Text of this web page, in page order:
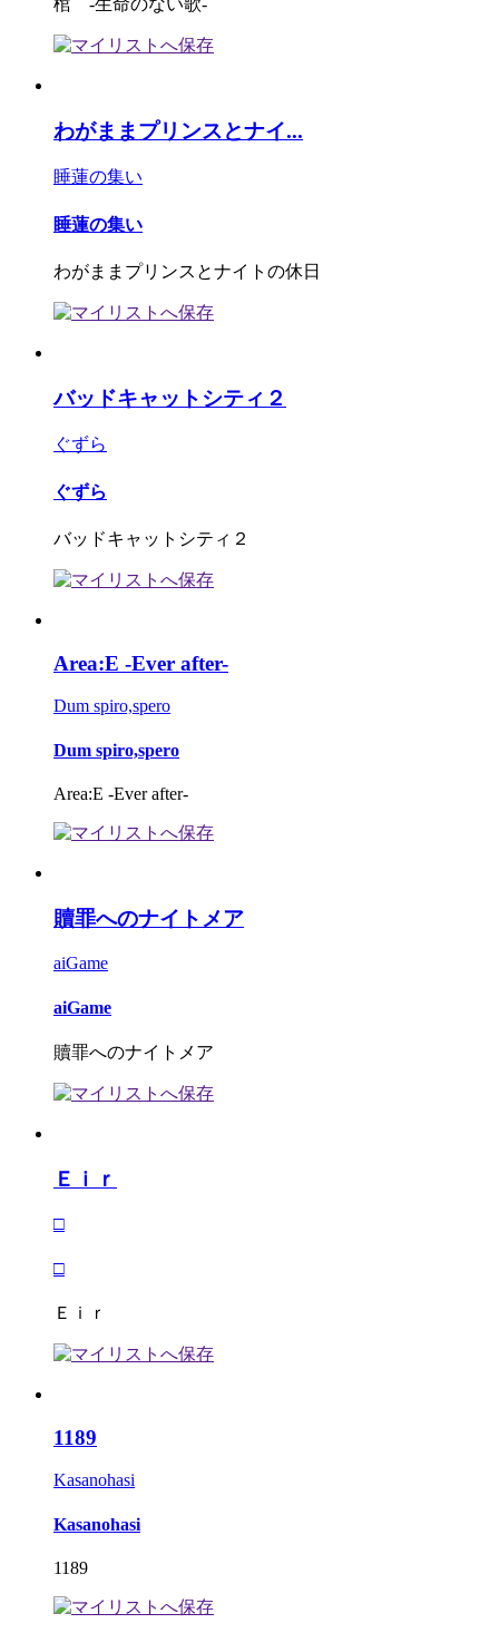
棺 -生命のない歌-
わがままプリンスとナイ...
睡蓮の集い
睡蓮の集い
わがままプリンスとナイトの休日
バッドキャットシティ２
ぐずら
ぐずら
バッドキャットシティ２
Area:E -Ever after-
Dum spiro,spero
Dum spiro,spero
Area:E -Ever after-
贖罪へのナイトメア
aiGame
aiGame
贖罪へのナイトメア
Ｅｉｒ
□
□
Ｅｉｒ
1189
Kasanohasi
Kasanohasi
1189